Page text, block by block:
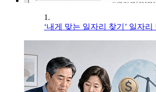
1.
‘내게 맞는 일자리 찾기’ 일자리